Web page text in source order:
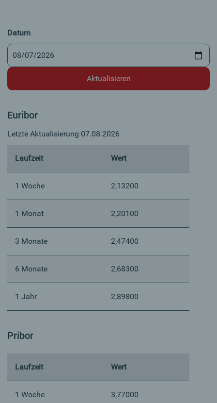
Datum
Euribor
Letzte Aktualisierung 07.08.2026
Laufzeit Wert
1 Woche 2,13200
1 Monat 2,20100
3 Monate 2,47400
6 Monate 2,68300
1 Jahr 2,89800
Pribor
Laufzeit Wert
1 Woche 3,77000